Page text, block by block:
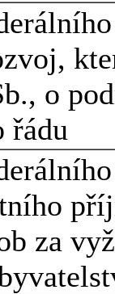
o
řádu
za